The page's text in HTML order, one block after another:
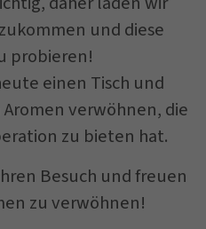
und diese
probieren!
einen Tisch und
Aromen verwöhnen, die
zu bieten hat.
Besuch und freuen
zu verwöhnen!